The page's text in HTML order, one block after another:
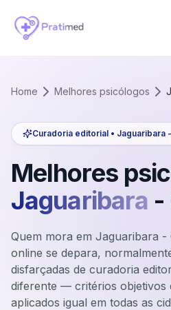
Home Melhores psicólogos
Curadoria editorial • Jaguaribara -
Melhores
Jaguaribara -
Quem mora em Jaguaribara
online se depara,
disfarçadas de curadoria
diferente — critérios objetivos
aplicados igual em todas as